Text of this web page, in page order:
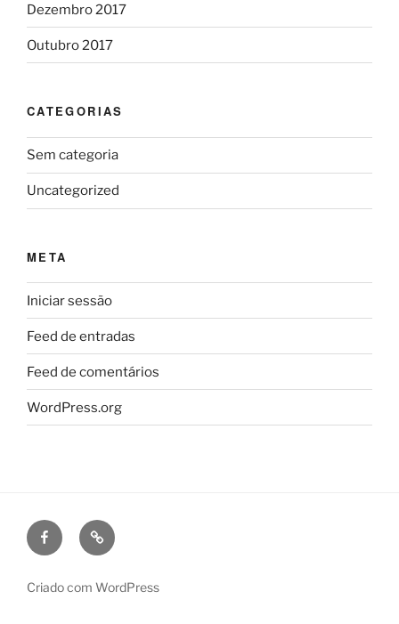
Dezembro 2017
Outubro 2017
CATEGORIAS
Sem categoria
Uncategorized
META
Iniciar sessão
Feed de entradas
Feed de comentários
WordPress.org
FacebookPuzzle
de
Criado com WordPress